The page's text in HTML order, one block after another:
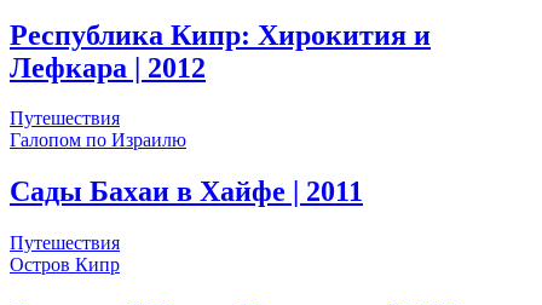
Республика Кипр: Хирокития и
Лефкара | 2012
Путешествия
Галопом по Израилю
Сады Бахаи в Хайфе | 2011
Путешествия
Остров Кипр